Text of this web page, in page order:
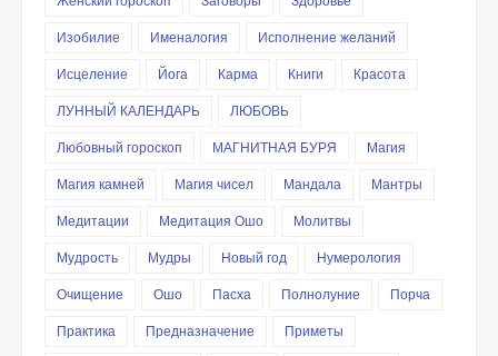
Изобилие
Именалогия
Исполнение желаний
Исцеление
Йога Карма Книги
Красота
ЛУННЫЙ КАЛЕНДАРЬ
ЛЮБОВЬ
Любовный гороскоп
МАГНИТНАЯ БУРЯ
Магия
Магия камней
Магия чисел Мандала
Мантры
Медитации
Медитация Ошо
Молитвы
Мудрость
Мудры Новый год
Нумерология
Очищение
Ошо Пасха Полнолуние
Порча
Практика
Предназначение
Приметы